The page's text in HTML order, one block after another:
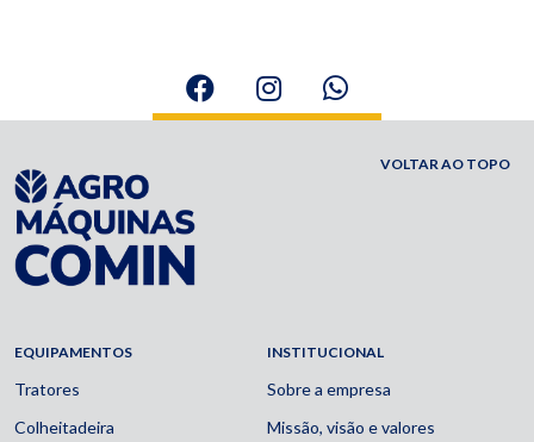
EQUIPAMENTOS
Tratores
Colheitadeira
INSTITUCIONAL
Sobre a empresa
Missão, visão e valores
VOLTAR AO TOPO